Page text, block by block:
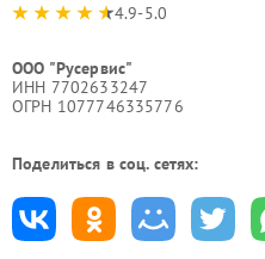
4.9-5.0
ООО "Русервис"
ИНН 7702633247
ОГРН 1077746335776
Поделиться в соц. сетях: